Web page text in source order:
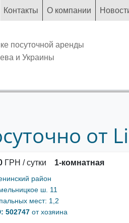
Контакты О компании
посуточной аренды
и Украины
от
ГРН / сутки 1-комнатная
район
ш. 11
мест: 1,2
502747 от хозяина